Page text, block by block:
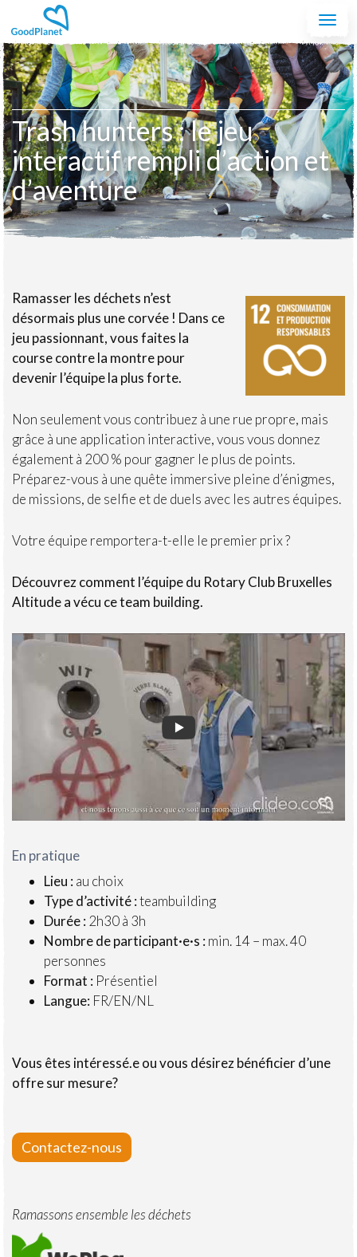
Aller au contenu principal
Trash hunters : le jeu
interactif rempli d’action et
d’aventure
Ramasser les déchets n’est
désormais plus une corvée ! Dans ce
jeu passionnant, vous faites la
course contre la montre pour
devenir l’équipe la plus forte.
Non seulement vous contribuez à une rue propre, mais
grâce à une application interactive, vous vous donnez
également à 200 % pour gagner le plus de points.
Préparez-vous à une quête immersive pleine d’énigmes,
de missions, de selfie et de duels avec les autres équipes.
Votre équipe remportera-t-elle le premier prix ?
Découvrez comment l’équipe du Rotary Club Bruxelles
Altitude a vécu ce team building.
En pratique
Lieu : au choix
Type d’activité :teambuilding
Durée : 2h30 à 3h
Nombre de participant·e·s : min. 14 – max. 40
personnes
Format : Présentiel
Langue: FR/EN/NL
Vous êtes intéressé.e ou vous désirez bénéficier d’une
offre sur mesure?
Contactez-nous
Ramassons ensemble les déchets